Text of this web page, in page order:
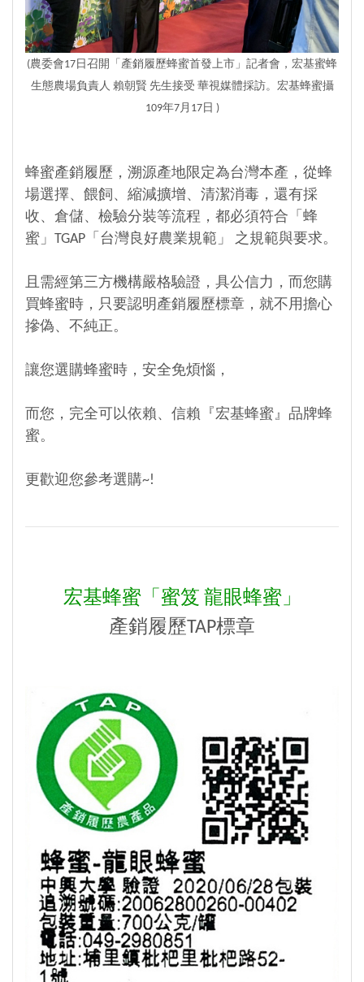
(農委會17日召開「產銷履歷蜂蜜首發上市」記者會， 宏基蜜蜂
生態農場負責人 賴朝賢 先生接受 華視媒體採訪。宏基蜂蜜攝
109年7月17日 )
蜂蜜產銷履歷，溯源產地限定為台灣本產，從蜂
場選擇、餵飼、縮減擴增、清潔消毒，還有採
收、倉儲、檢驗分裝等流程，都必須符合「蜂
蜜」TGAP「台灣良好農業規範」 之規範與要求。
且需經第三方機構嚴格驗證，具公信力，而您購
買蜂蜜時，只要認明產銷履歷標章，就不用擔心
摻偽、不純正。
讓您選購蜂蜜時，安全免煩惱，
而您，完全可以依賴、信賴『宏基蜂蜜』品牌蜂
蜜。
更歡迎您參考選購~!
宏基蜂蜜「蜜笈 龍眼蜂蜜」
產銷履歷TAP標章